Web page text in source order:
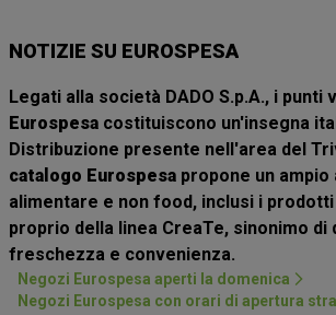
NOTIZIE SU EUROSPESA
Legati alla società DADO S.p.A., i punti
Eurospesa costituiscono un'insegna
Distribuzione presente nell'area del
catalogo Eurospesa propone un
alimentare e non food, inclusi i
proprio della linea CreaTe, sinonimo di
freschezza e convenienza.
Negozi Eurospesa aperti la domenica
Negozi Eurospesa con orari di apertura